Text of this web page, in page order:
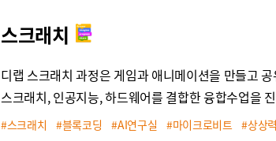
스크래치
디랩 스크래치 과정은 게임과 애니메이션을 만들고
스크래치, 인공지능, 하드웨어를 결합한 융합수업을
#스크래치 #블록코딩 #AI연구실 #마이크로비트 #상상력